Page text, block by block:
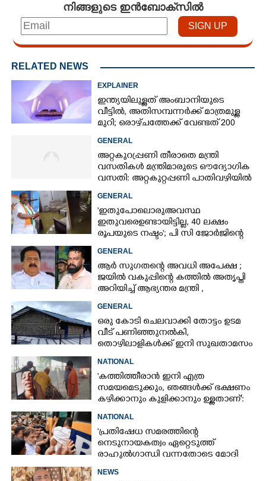
നിങ്ങളുടെ ഇൻബോക്സിൽ
RELATED NEWS
EXPLAINER
ഇന്ത്യയിലുള്ളത് അംബാനിയുടെ
വീട്ടിൽ, അതിസമ്പന്നർക്ക് മാത്രമുള്ള
മുറി; ഒരാഴ്‌ചത്തേക്ക് വേണ്ടത് 200
GENERAL
അറ്റകുറ്രപ്പണി തീരാതെ മന്ത്രി
വസതികൾ മന്ത്രിമാരുടെ ഔദ്യോഗിക
വസതി: അറ്റകുറ്റപ്പണി പാതിവഴിയിൽ
GENERAL
'ഇതുപോലൊരു അവസ്ഥ
ഇതുവരെ ഉണ്ടായിട്ടില്ല, 40 ലക്ഷം
രൂപയുടെ നഷ്ടം'; പി സി ജോർജിന്റെ
GENERAL
ആർ സുഗതന്റെ അവധി അപേക്ഷ ;
ജയിൽ വകുപ്പിന്റെ കത്തിൽ അതൃപ്തി
അറിയിച്ച് ആഭ്യന്തര മന്ത്രി ,​
GENERAL
ഒരു കോടി ചെലവാക്കി തോട്ടം ഉടമ
വീട്‌ പണിഞ്ഞുനൽകി,
തൊഴിലാളികൾക്ക് ഇനി സുഖതാമസം
NATIONAL
'കത്തിത്തീരാൻ ഇനി എത്ര
സമയമെടുക്കും, ഞങ്ങൾക്ക് ഭക്ഷണം
കഴിക്കാനും കുളിക്കാനും ഉള്ളതാണ്':
മക്കൾ
NATIONAL
'പ്രതിഷേധ സമരത്തിന്റെ
നെടുനായകത്വം ഏറ്റെടുത്ത്
രാഹുൽഗാന്ധി വന്നതോടെ മോദി
NEWS